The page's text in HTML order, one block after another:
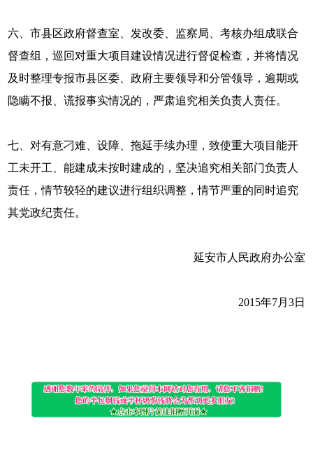
六、市县区政府督查室、发改委、监察局、考核办组成联合
督查组，巡回对重大项目建设情况进行督促检查，并将情况
及时整理专报市县区委、政府主要领导和分管领导，逾期或
隐瞒不报、谎报事实情况的，严肃追究相关负责人责任。
七、对有意刁难、设障、拖延手续办理，致使重大项目能开
工未开工、能建成未按时建成的，坚决追究相关部门负责人
责任，情节较轻的建议进行组织调整，情节严重的同时追究
其党政纪责任。
延安市人民政府办公室
2015年7月3日